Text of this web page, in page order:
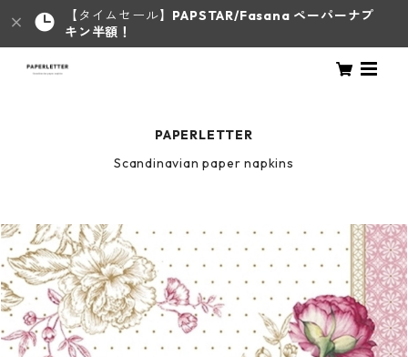
【タイムセール】 PAPSTAR/Fasana ペーパーナプ
キン半額！
PAPERLETTER
Scandinavian paper napkins